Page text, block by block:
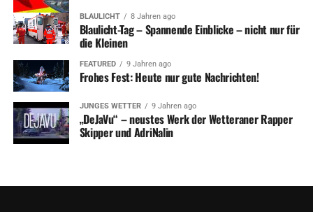
BLAULICHT 8 Jahren ago
Blaulicht-Tag – Spannende Einblicke – nicht nur für
die Kleinen
FEATURED 9 Jahren ago
Frohes Fest: Heute nur gute Nachrichten!
JUNGES WETTER 9 Jahren ago
„DeJaVu“ – neustes Werk der Wetteraner Rapper
Skipper und AdriNalin